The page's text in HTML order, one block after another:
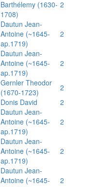
Barthélemy (1630-
1708)
2
Dautun Jean-
Antoine (~1645-
ap.1719)
2
Dautun Jean-
Antoine (~1645-
ap.1719)
2
Gernler Theodor
(1670-1723)
2
Donis David
2
Dautun Jean-
Antoine (~1645-
ap.1719)
2
Dautun Jean-
Antoine (~1645-
ap.1719)
2
Dautun Jean-
Antoine (~1645-
2